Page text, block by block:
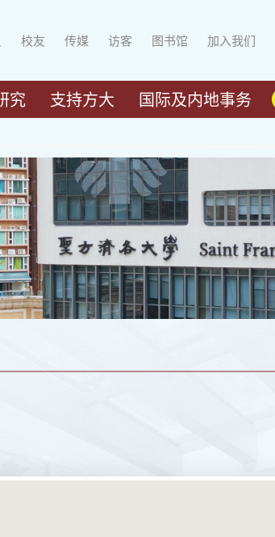
校友 传媒 访客 图书馆 加入我们
究 支持方大 国际及内地事务